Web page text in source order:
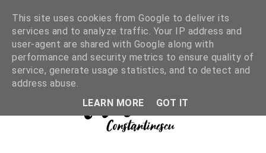
This site uses cookies from Google to deliver its
services and to analyze traffic. Your IP address and
user-agent are shared with Google along with
performance and security metrics to ensure quality of
service, generate usage statistics, and to detect and
address abuse.
LEARN MORE
GOT IT